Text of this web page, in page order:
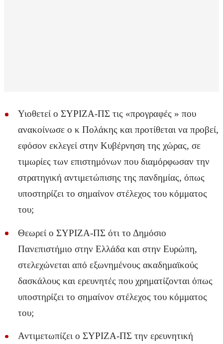
Υιοθετεί ο ΣΥΡΙΖΑ-ΠΣ τις «προγραφές » που
ανακοίνωσε ο κ Πολάκης και προτίθεται να προβεί,
εφόσον εκλεγεί στην Κυβέρνηση της χώρας, σε
τιμωρίες των επιστημόνων που διαμόρφωσαν την
στρατηγική αντιμετώπισης της πανδημίας, όπως
υποστηρίζει το σημαίνον στέλεχος του κόμματος
του;
Θεωρεί ο ΣΥΡΙΖΑ-ΠΣ ότι το Δημόσιο
Πανεπιστήμιο στην Ελλάδα και στην Ευρώπη,
στελεχώνεται από εξωνημένους ακαδημαϊκούς
δασκάλους και ερευνητές που χρηματίζονται όπως
υποστηρίζει το σημαίνον στέλεχος του κόμματος
του;
Αντιμετωπίζει ο ΣΥΡΙΖΑ-ΠΣ την ερευνητική